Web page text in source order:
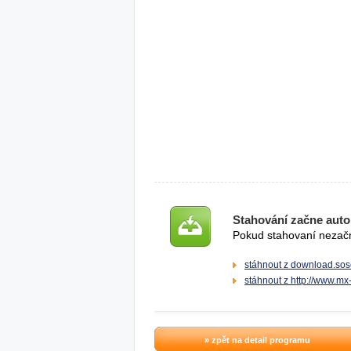
Stahování začne
Pokud stahovaní
stáhnout z
stáhnout z http://
» zpět na detail programu